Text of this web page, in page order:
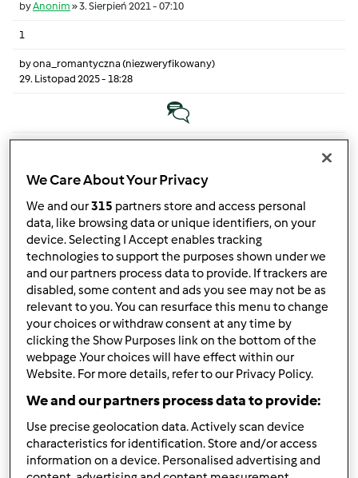
byAnonim »3. Sierpień 2021 - 07:10
1
byona_romantyczna (niezweryfikowany)
29. Listopad 2025 - 18:28
Temat zwyczajny
bykrajdomini (niezweryfikowany)
29. Listopad 2025 - 11:38
Temat zwyczajny
Naprawa łopatek zamykających
byAnonim»4. Czerwiec 2020 - 10:40
Fretkaization (niezweryfikowany)
29. Listopad 2025 - 07:45
Temat zwyczajny
Problem z Cook-Key
We Care About Your Privacy
We and our315 partners store and access personal
data, like browsing data or unique identifiers, on your
device. Selecting I Accept enables tracking
technologies to support the purposes shown under we
and our partners process data to provide. If trackers are
disabled, some content and ads you see may not be as
relevant to you. You can resurface this menu to change
your choices or withdraw consent at any time by
clicking the Show Purposes link on the bottom of the
webpage .Your choices will have effect within our
Website. For more details, refer to our Privacy Policy.
We and our partners process data to provide:
Use precise geolocation data. Actively scan device
characteristics for identification. Store and/or access
information on a device. Personalised advertising and